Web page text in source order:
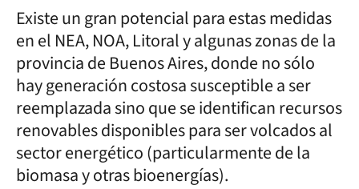
Existe un gran potencial para estas medidas
en el NEA, NOA, Litoral y algunas zonas de la
provincia de Buenos Aires, donde no sólo
hay generación costosa susceptible a ser
reemplazada sino que se identifican recursos
renovables disponibles para ser volcados al
sector energético (particularmente de la
biomasa y otras bioenergías).